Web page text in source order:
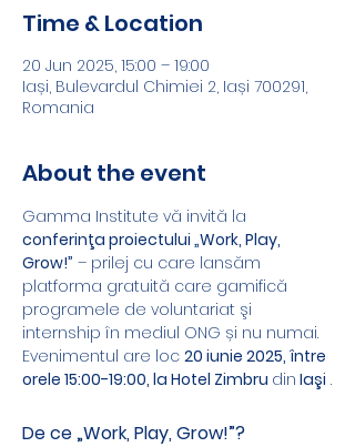
Time & Location
20 Jun 2025, 15:00 – 19:00
Iași, Bulevardul Chimiei 2, Iași 700291,
Romania
About the event
Gamma Institute vă invită la
conferinţa proiectului „Work, Play,
Grow!” – prilej cu care lansăm
platforma gratuită care gamifică
programele de voluntariat şi
internship în mediul ONG și nu numai.
Evenimentul are loc 20 iunie 2025, între
orele 15:00-19:00, la Hotel Zimbru din Iaşi .
De ce „Work, Play, Grow!”?